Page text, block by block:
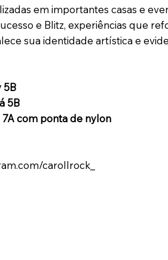
em importantes casas e
e Blitz, experiências que
sua identidade artística e
5B
5B
com ponta de nylon
carollrock_